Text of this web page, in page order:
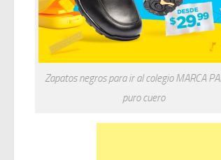
Zapatos negros para ir al colegio MARCA
puro cuero